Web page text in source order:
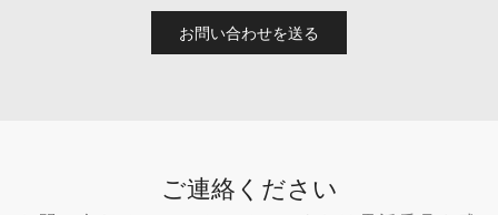
お問い合わせを送る
ご連絡ください